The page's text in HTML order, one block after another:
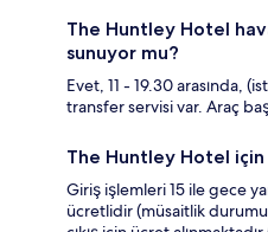
The Huntley Hotel
sunuyor mu?
Evet, 11 - 19.30 arasında,
transfer servisi var. Araç
The Huntley Hotel için
Giriş işlemleri 15 ile gece
ücretlidir (müsaitlik